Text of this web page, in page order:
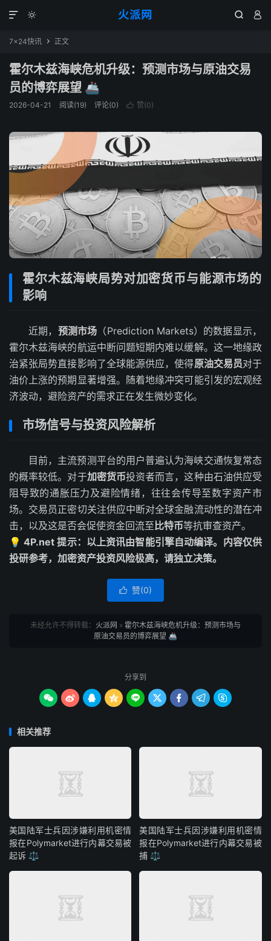
火派网
  

7×24快讯  正文
霍尔木兹海峡危机升级：预测市场与原油交易
员的博弈展望 🚢
2026-04-21 阅读(19) 评论(0)  赞(0)
霍尔木兹海峡局势对加密货币与能源市场的
影响
近期， 预测市场 （Prediction Markets）的数据显示，
霍尔木兹海峡的航运中断问题短期内难以缓解。这一地缘政
治紧张局势直接影响了全球能源供应，使得原油交易员对于
油价上涨的预期显著增强。随着地缘冲突可能引发的宏观经
济波动，避险资产的需求正在发生微妙变化。
市场信号与投资风险解析
目前，主流预测平台的用户普遍认为海峡交通恢复常态
的概率较低。对于加密货币投资者而言，这种由石油供应受
阻导致的通胀压力及避险情绪，往往会传导至数字资产市
场。交易员正密切关注供应中断对全球金融流动性的潜在冲
击，以及这是否会促使资金回流至比特币等抗审查资产。
💡 4P.net 提示：以上资讯由智能引擎自动编译。内容仅供
投研参考，加密资产投资风险极高，请独立决策。
 赞(0)
未经允许不得转载： 火派网 » 霍尔木兹海峡危机升级：预测市场与
原油交易员的博弈展望 🚢
分享到
        
相关推荐
美国陆军士兵因涉嫌利用机密情
报在Polymarket进行内幕交易被
起诉 ⚖️
美国陆军士兵因涉嫌利用机密情
报在Polymarket进行内幕交易被
捕 ⚖️